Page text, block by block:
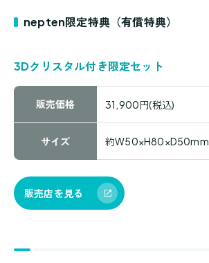
nepten限定特典（有償特典）
3Dクリスタル付き限定セット
販売価格 31,900円(税込)
サイズ 約W50×H80×D50mm
販売店を見る